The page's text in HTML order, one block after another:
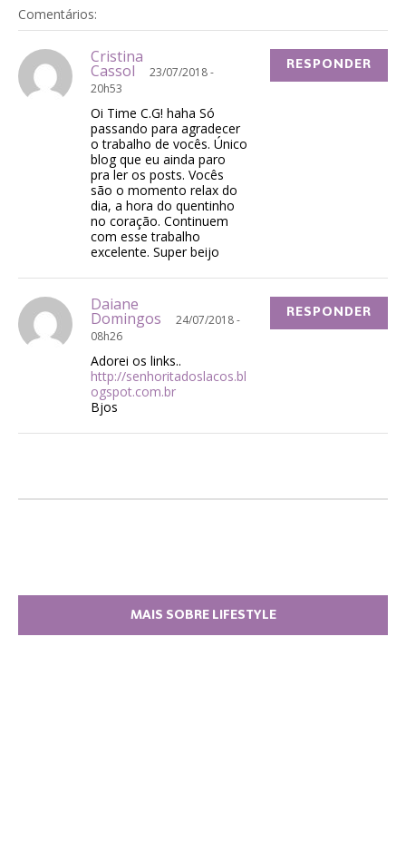
Comentários:
Cristina
Cassol
23/07/2018 -
20h53
Oi Time C.G! haha Só
passando para agradecer
o trabalho de vocês. Único
blog que eu ainda paro
pra ler os posts. Vocês
são o momento relax do
dia, a hora do quentinho
no coração. Continuem
com esse trabalho
excelente. Super beijo
RESPONDER
Daiane
Domingos
24/07/2018 -
08h26
Adorei os links..
http://senhoritadoslacos.bl
ogspot.com.br
Bjos
RESPONDER
MAIS SOBRE LIFESTYLE